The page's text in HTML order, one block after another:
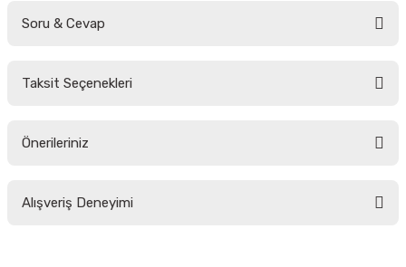
Soru & Cevap
Taksit Seçenekleri
Önerileriniz
yetersiz gördüğünüz noktaları öneri formunu kullanarak tarafımıza
Alışveriş Deneyimi